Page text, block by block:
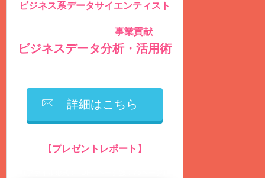
ビジネス系データサイエンティスト
事業貢献
ビジネスデータ分析・活用術
詳細はこちら
【プレゼントレポート】